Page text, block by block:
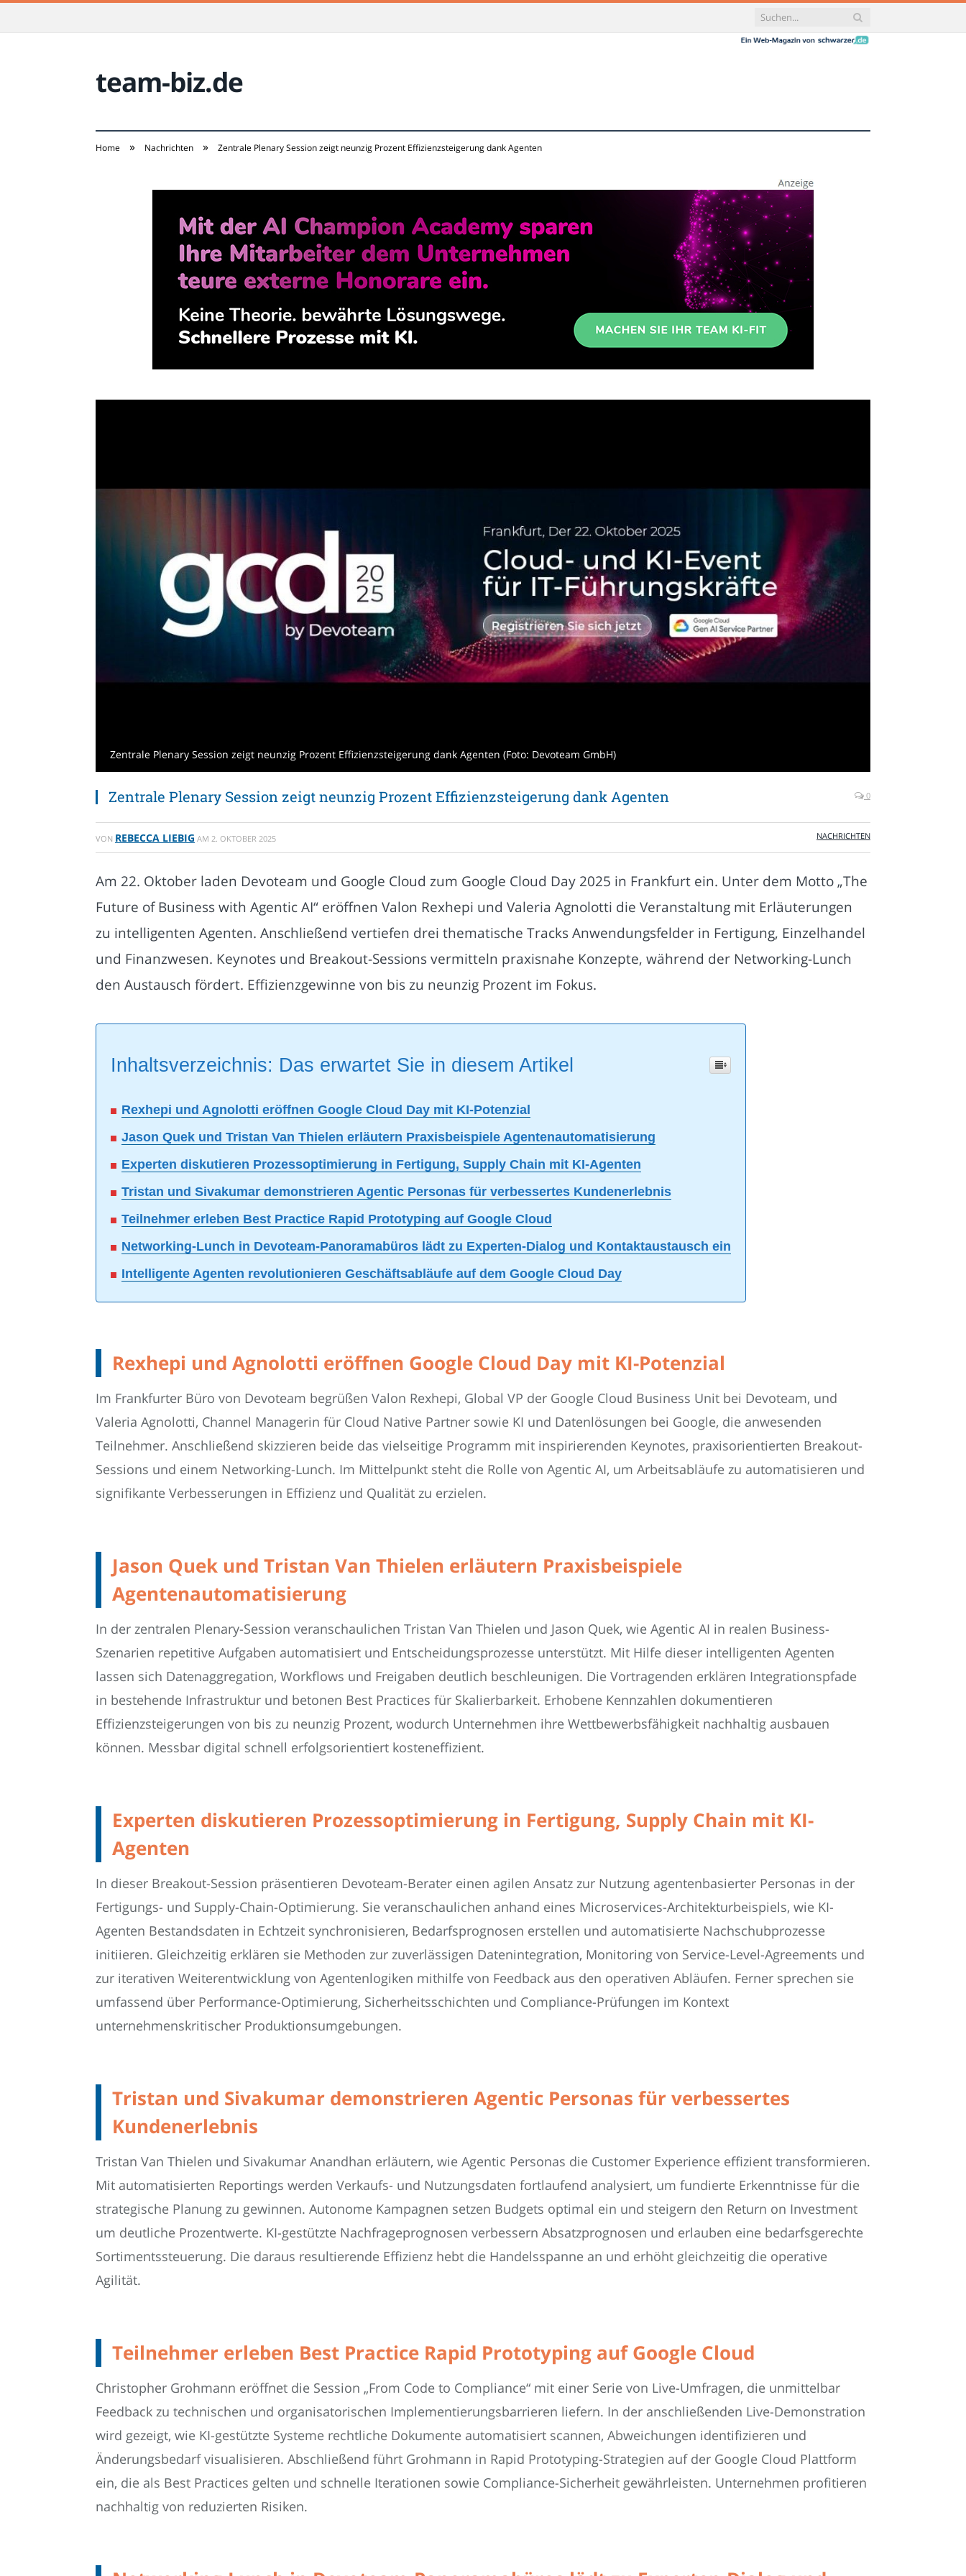
team-biz.de
Home » Nachrichten » Zentrale Plenary Session zeigt neunzig Prozent Effizienzsteigerung dank Agenten
Zentrale Plenary Session zeigt neunzig Prozent Effizienzsteigerung dank Agenten (Foto: Devoteam GmbH)
Zentrale Plenary Session zeigt neunzig Prozent Effizienzsteigerung dank Agenten 0
VON REBECCA LIEBIG AM 2. OKTOBER 2025 NACHRICHTEN
Am 22. Oktober laden Devoteam und Google Cloud zum Google Cloud Day 2025 in Frankfurt ein. Unter dem Motto „The
Future of Business with Agentic AI“ eröffnen Valon Rexhepi und Valeria Agnolotti die Veranstaltung mit Erläuterungen
zu intelligenten Agenten. Anschließend vertiefen drei thematische Tracks Anwendungsfelder in Fertigung, Einzelhandel
und Finanzwesen. Keynotes und Breakout-Sessions vermitteln praxisnahe Konzepte, während der Networking-Lunch
den Austausch fördert. Effizienzgewinne von bis zu neunzig Prozent im Fokus.
Inhaltsverzeichnis: Das erwartet Sie in diesem Artikel
Rexhepi und Agnolotti eröffnen Google Cloud Day mit KI-Potenzial
Jason Quek und Tristan Van Thielen erläutern Praxisbeispiele Agentenautomatisierung
Experten diskutieren Prozessoptimierung in Fertigung, Supply Chain mit KI-Agenten
Tristan und Sivakumar demonstrieren Agentic Personas für verbessertes Kundenerlebnis
Teilnehmer erleben Best Practice Rapid Prototyping auf Google Cloud
Networking-Lunch in Devoteam-Panoramabüros lädt zu Experten-Dialog und Kontaktaustausch ein
Intelligente Agenten revolutionieren Geschäftsabläufe auf dem Google Cloud Day
Rexhepi und Agnolotti eröffnen Google Cloud Day mit KI-Potenzial
Im Frankfurter Büro von Devoteam begrüßen Valon Rexhepi, Global VP der Google Cloud Business Unit bei Devoteam, und
Valeria Agnolotti, Channel Managerin für Cloud Native Partner sowie KI und Datenlösungen bei Google, die anwesenden
Teilnehmer. Anschließend skizzieren beide das vielseitige Programm mit inspirierenden Keynotes, praxisorientierten Breakout-
Sessions und einem Networking-Lunch. Im Mittelpunkt steht die Rolle von Agentic AI, um Arbeitsabläufe zu automatisieren und
signifikante Verbesserungen in Effizienz und Qualität zu erzielen.
Jason Quek und Tristan Van Thielen erläutern Praxisbeispiele
Agentenautomatisierung
In der zentralen Plenary-Session veranschaulichen Tristan Van Thielen und Jason Quek, wie Agentic AI in realen Business-
Szenarien repetitive Aufgaben automatisiert und Entscheidungsprozesse unterstützt. Mit Hilfe dieser intelligenten Agenten
lassen sich Datenaggregation, Workflows und Freigaben deutlich beschleunigen. Die Vortragenden erklären Integrationspfade
in bestehende Infrastruktur und betonen Best Practices für Skalierbarkeit. Erhobene Kennzahlen dokumentieren
Effizienzsteigerungen von bis zu neunzig Prozent, wodurch Unternehmen ihre Wettbewerbsfähigkeit nachhaltig ausbauen
können. Messbar digital schnell erfolgsorientiert kosteneffizient.
Experten diskutieren Prozessoptimierung in Fertigung, Supply Chain mit KI-
Agenten
In dieser Breakout-Session präsentieren Devoteam-Berater einen agilen Ansatz zur Nutzung agentenbasierter Personas in der
Fertigungs- und Supply-Chain-Optimierung. Sie veranschaulichen anhand eines Microservices-Architekturbeispiels, wie KI-
Agenten Bestandsdaten in Echtzeit synchronisieren, Bedarfsprognosen erstellen und automatisierte Nachschubprozesse
initiieren. Gleichzeitig erklären sie Methoden zur zuverlässigen Datenintegration, Monitoring von Service-Level-Agreements und
zur iterativen Weiterentwicklung von Agentenlogiken mithilfe von Feedback aus den operativen Abläufen. Ferner sprechen sie
umfassend über Performance-Optimierung, Sicherheitsschichten und Compliance-Prüfungen im Kontext
unternehmenskritischer Produktionsumgebungen.
Tristan und Sivakumar demonstrieren Agentic Personas für verbessertes
Kundenerlebnis
Tristan Van Thielen und Sivakumar Anandhan erläutern, wie Agentic Personas die Customer Experience effizient transformieren.
Mit automatisierten Reportings werden Verkaufs- und Nutzungsdaten fortlaufend analysiert, um fundierte Erkenntnisse für die
strategische Planung zu gewinnen. Autonome Kampagnen setzen Budgets optimal ein und steigern den Return on Investment
um deutliche Prozentwerte. KI-gestützte Nachfrageprognosen verbessern Absatzprognosen und erlauben eine bedarfsgerechte
Sortimentssteuerung. Die daraus resultierende Effizienz hebt die Handelsspanne an und erhöht gleichzeitig die operative
Agilität.
Teilnehmer erleben Best Practice Rapid Prototyping auf Google Cloud
Christopher Grohmann eröffnet die Session „From Code to Compliance“ mit einer Serie von Live-Umfragen, die unmittelbar
Feedback zu technischen und organisatorischen Implementierungsbarrieren liefern. In der anschließenden Live-Demonstration
wird gezeigt, wie KI-gestützte Systeme rechtliche Dokumente automatisiert scannen, Abweichungen identifizieren und
Änderungsbedarf visualisieren. Abschließend führt Grohmann in Rapid Prototyping-Strategien auf der Google Cloud Plattform
ein, die als Best Practices gelten und schnelle Iterationen sowie Compliance-Sicherheit gewährleisten. Unternehmen profitieren
nachhaltig von reduzierten Risiken.